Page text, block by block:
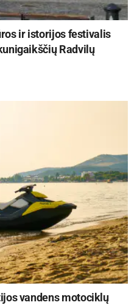
ir istorijos festivalis
Radvilų
vandens motociklų